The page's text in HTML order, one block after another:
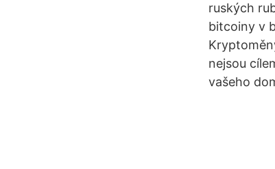
ruských
bitcoiny v
nejsou
vašeho